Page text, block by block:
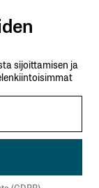
sijoittamisen ja